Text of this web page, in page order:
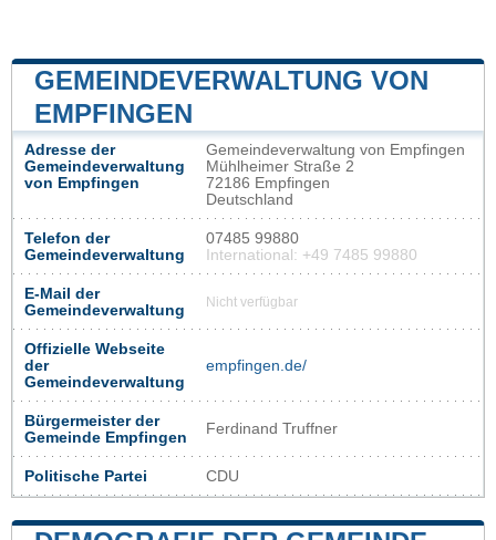
GEMEINDEVERWALTUNG VON
EMPFINGEN
Adresse der
Gemeindeverwaltung
von Empfingen
Gemeindeverwaltung von Empfingen
Mühlheimer Straße 2
72186 Empfingen
Deutschland
Telefon der
Gemeindeverwaltung
07485 99880
International: +49 7485 99880
E-Mail der
Gemeindeverwaltung
Nicht verfügbar
Offizielle Webseite
der
Gemeindeverwaltung
empfingen.de/
Bürgermeister der
Gemeinde Empfingen
Ferdinand Truffner
Politische Partei CDU